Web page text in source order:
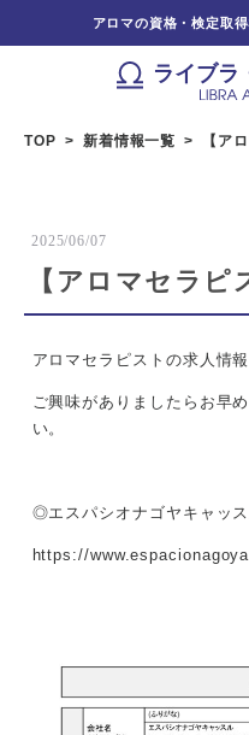
アロマの資格・検定取
ライブラ
TOP 新着情報一覧 【ア
2025/06/07
【アロマセラピ
アロマセラピストの求人情
ご興味がありましたらお早
い。
◎エスパシオナゴヤキャッ
https://